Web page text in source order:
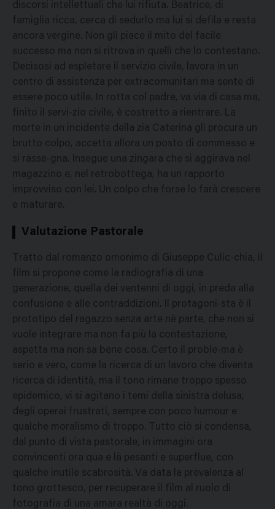
discorsi intellettuali che lui rifiuta. Beatrice, di
famiglia ricca, cerca di sedurlo ma lui si defila e resta
ancora vergine. Non gli piace il mito del facile
successo ma non si ritrova in quelli che lo contestano.
Decisosi ad espletare il servizio civile, lavora in un
centro di assistenza per extracomunitari ma sente di
essere poco utile. In rotta col padre, va via di casa ma,
finito il servi-zio civile, è costretto a rientrare. La
morte in un incidente della zia Caterina gli procura un
brutto colpo, accetta allora un posto di commesso e
si rasse-gna. Insegue una zingara che si aggirava nel
magazzino e, nel retrobottega, ha un rapporto
improvviso con lei. Un colpo che forse lo farà crescere
e maturare.
Valutazione Pastorale
Tratto dal romanzo omonimo di Giuseppe Culic-chia, il
film si propone come la radiografia di una
generazione, quella dei ventenni di oggi, in preda alla
confusione e alle contraddizioni. Il protagoni-sta è il
prototipo del ragazzo senza arte nè parte, che non si
vuole integrare ma non fa più la contestazione,
aspetta ma non sa bene cosa. Certo il proble-ma è
serio e vero, come la ricerca di un lavoro che diventa
ricerca di identità, ma il tono rimane troppo spesso
epidemico, vi si agitano i temi della sinistra delusa,
degli operai frustrati, sempre con poco humour e
qualche moralismo di troppo. Tutto ciò si condensa,
dal punto di vista pastorale, in immagini ora
convincenti ora qua e là pesanti e superflue, con
qualche inutile scabrosità. Va data la prevalenza al
tono grottesco, per recuperare il film al ruolo di
fotografia di una amara realtà di oggi.